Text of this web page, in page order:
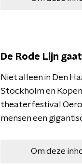
De Rode Lijn
Niet alleen in Den
Stockholm en
theaterfestival
mensen een
Om deze